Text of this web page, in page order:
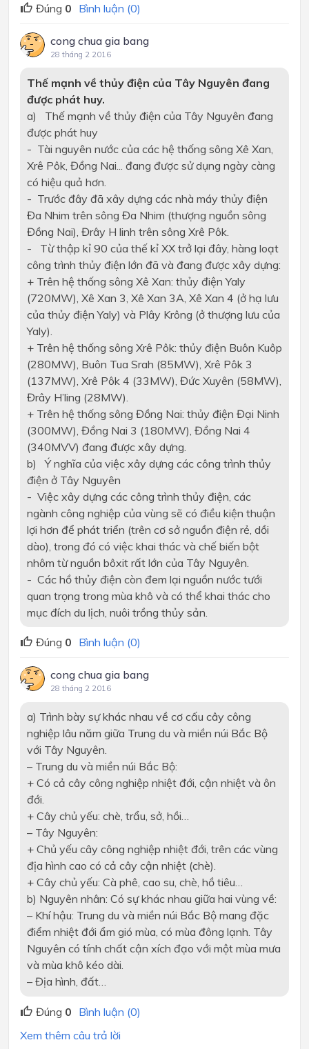
Đúng 0 Bình luận (0)
cong chua gia bang
28 tháng 2 2016
Thế mạnh về thủy điện của Tây Nguyên đang
được phát huy.
a) Thế mạnh về thủy điện của Tây Nguyên đang
được phát huy
- Tài nguyên nước của các hệ thống sông Xê Xan,
Xrê Pôk, Đồng Nai... đang được sử dụng ngày càng
có hiệu quả hơn.
- Trước đây đã xây dựng các nhà máy thủy điện
Đa Nhim trên sông Đa Nhim (thượng nguồn sông
Đồng Nai), Đrây H linh trên sông Xrê Pôk.
- Từ thập kỉ 90 của thế kỉ XX trở lại đây, hàng loạt
công trình thủy điện lớn đã và đang được xây dựng:
+ Trên hệ thống sông Xê Xan: thủy điện Yaly
(720MW), Xê Xan 3, Xê Xan 3A, Xê Xan 4 (ở hạ lưu
của thủy điện Yaly) và Plây Krông (ở thượng lưu của
Yaly).
+ Trên hệ thống sông Xrê Pôk: thủy điện Buôn Kuôp
(280MW), Buôn Tua Srah (85MW), Xrê Pôk 3
(137MW), Xrê Pôk 4 (33MW), Đức Xuyên (58MW),
Đrây H’ling (28MW).
+ Trên hệ thống sông Đồng Nai: thủy điện Đại Ninh
(300MW), Đồng Nai 3 (180MW), Đồng Nai 4
(340MVV) đang được xây dựng.
b) Ý nghĩa của việc xây dựng các công trình thủy
điện ở Tây Nguyên
- Việc xây dựng các công trình thủy điện, các
ngành công nghiệp của vùng sẽ có điều kiện thuận
lợi hơn để phát triển (trên cơ sở nguồn điện rẻ, dồi
dào), trong đó có việc khai thác và chế biến bột
nhôm từ nguồn bôxit rất lớn của Tây Nguyên.
- Các hồ thủy điện còn đem lại nguồn nước tưới
quan trọng trong mùa khô và có thể khai thác cho
mục đích du lịch, nuôi trồng thủy sản.
Đúng 0 Bình luận (0)
cong chua gia bang
28 tháng 2 2016
a) Trình bày sự khác nhau về cơ cấu cây công
nghiệp lâu năm giữa Trung du và miền núi Bắc Bộ
với Tây Nguyên.
– Trung du và miền núi Bắc Bộ:
+ Có cả cây công nghiệp nhiệt đới, cận nhiệt và ôn
đới.
+ Cây chủ yếu: chè, trẩu, sở, hồi…
– Tây Nguyên:
+ Chủ yếu cây công nghiệp nhiệt đới, trên các vùng
địa hình cao có cả cây cận nhiệt (chè).
+ Cây chủ yếu: Cà phê, cao su, chè, hồ tiêu…
b) Nguyên nhân: Có sự khác nhau giữa hai vùng về:
– Khí hậu: Trung du và miền núi Bắc Bộ mang đặc
điểm nhiệt đới ẩm gió mùa, có mùa đông lạnh. Tây
Nguyên có tính chất cận xích đạo với một mùa mưa
và mùa khô kéo dài.
– Địa hình, đất…
Đúng 0 Bình luận (0)
Xem thêm câu trả lời